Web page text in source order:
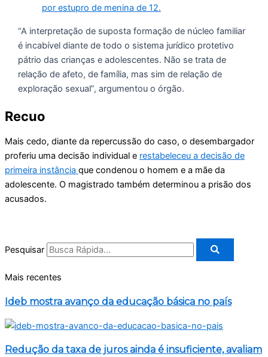
por estupro de menina de 12.
“A interpretação de suposta formação de núcleo familiar
é incabível diante de todo o sistema jurídico protetivo
pátrio das crianças e adolescentes. Não se trata de
relação de afeto, de família, mas sim de relação de
exploração sexual”, argumentou o órgão.
Recuo
Mais cedo, diante da repercussão do caso, o desembargador
proferiu uma decisão individual e restabeleceu a decisão de
primeira instância que condenou o homem e a mãe da
adolescente. O magistrado também determinou a prisão dos
acusados.
Pesquisar
Mais recentes
Ideb mostra avanço da educação básica no país
Redução da taxa de juros ainda é insuficiente, avaliam